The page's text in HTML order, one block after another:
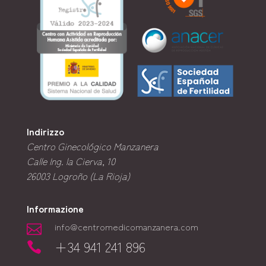
Indirizzo
Centro Ginecológico Manzanera
Calle Ing. la Cierva, 10
26003Logroño (La Rioja)
Informazione
 info@centromedicomanzanera.com
 +34 941 241 896